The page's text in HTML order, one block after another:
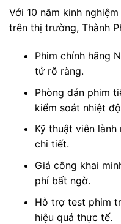
Với 10 năm kinh nghiệm
trên thị trường, Thành
Phim chính hãng
tử rõ ràng.
Phòng dán phim
kiểm soát nhiệt
Kỹ thuật viên
chi tiết.
Giá công khai
phí bất ngờ.
Hỗ trợ test phim
hiệu quả thực tế.